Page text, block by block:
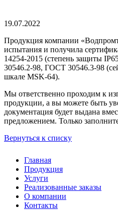
19.07.2022
Продукция компании
испытания и получила
14254-2015 (степень защиты
30546.2-98, ГОСТ 30546.3-98
шкале MSK-64).
Мы ответственно проходим к
продукции, а вы можете быть
документация будет выдана
предложением. Только
Вернуться к списку
Главная
Продукция
Услуги
Реализованные заказы
О компании
Контакты